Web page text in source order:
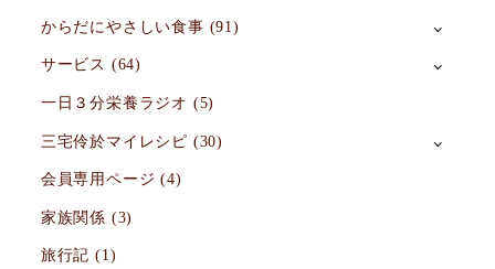
からだにやさしい食事 (91)
サービス (64)
一日３分栄養ラジオ (5)
三宅伶於マイレシピ (30)
会員専用ページ (4)
家族関係 (3)
旅行記 (1)